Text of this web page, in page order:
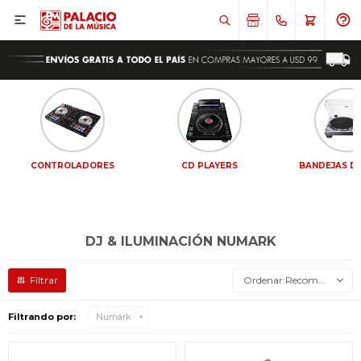

CONTROLADORES CD PLAYERS BANDEJAS
DJ & ILUMINACIÓN NUMARK
Recomendados
Filtrando por: Numark